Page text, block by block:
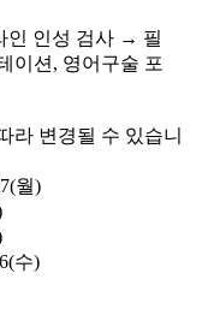
인성 검사 → 필
이션, 영어구술 포
라 변경될 수 있습니
월)
수)